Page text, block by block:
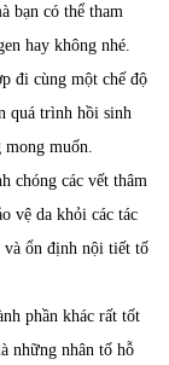
bạn có thể tham
hay không nhé.
đi cùng một chế độ
quá trình hồi sinh
muốn.
chóng các vết thâm
vệ da khỏi các tác
ổn định nội tiết tố
phần khác rất tốt
những nhân tố hỗ